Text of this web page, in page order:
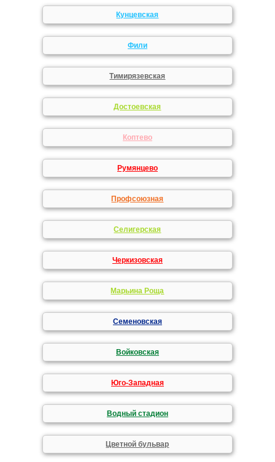
Кунцевская
Фили
Тимирязевская
Достоевская
Коптево
Румянцево
Профсоюзная
Селигерская
Черкизовская
Марьина Роща
Семеновская
Войковская
Юго-Западная
Водный стадион
Цветной бульвар